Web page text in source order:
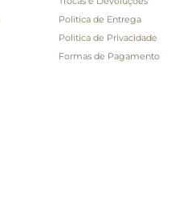
Politica de Entrega
Politica de Privacidade
Formas de Pagamento